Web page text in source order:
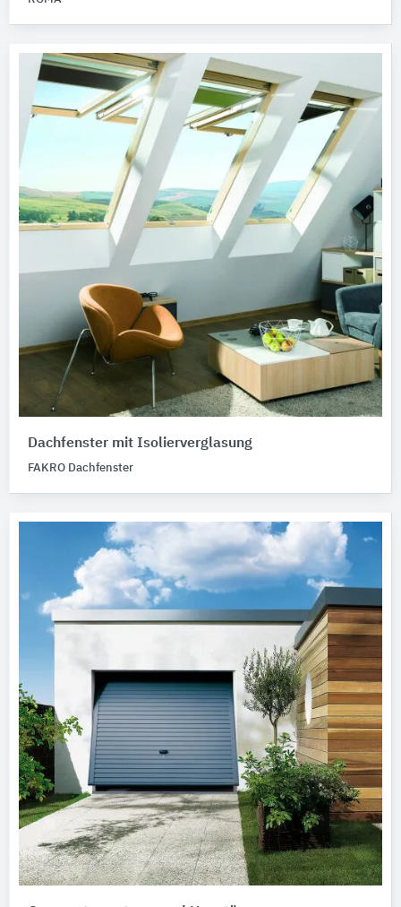
Dachfenster mit Isolierverglasung
FAKRO Dachfenster